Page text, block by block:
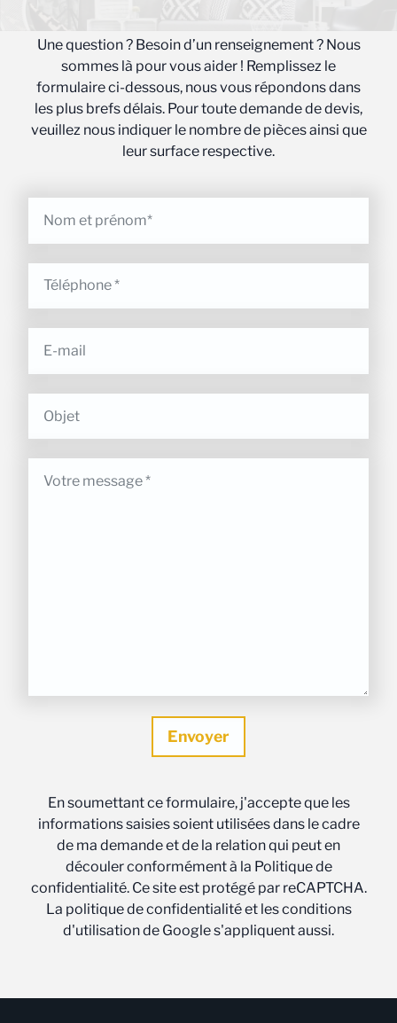
Une question ? Besoin d’un renseignement ? Nous
sommes là pour vous aider ! Remplissez le
formulaire ci-dessous, nous vous répondons dans
les plus brefs délais. Pour toute demande de devis,
veuillez nous indiquer le nombre de pièces ainsi que
leur surface respective.
En soumettant ce formulaire, j'accepte que les
informations saisies soient utilisées dans le cadre
de ma demande et de la relation qui peut en
découler conformément à la Politique de
confidentialité. Ce site est protégé par reCAPTCHA.
La politique de confidentialité et les conditions
d'utilisation de Google s'appliquent aussi.